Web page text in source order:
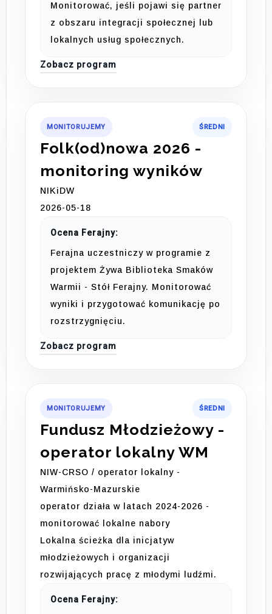
Monitorować, jeśli pojawi się partner
z obszaru integracji społecznej lub
lokalnych usług społecznych.
Zobacz program
MONITORUJEMY ŚREDNI
Folk(od)nowa 2026 -
monitoring wyników
NIKiDW
2026-05-18
Ocena Ferajny:
Ferajna uczestniczy w programie z
projektem Żywa Biblioteka Smaków
Warmii - Stół Ferajny. Monitorować
wyniki i przygotować komunikację po
rozstrzygnięciu.
Zobacz program
MONITORUJEMY ŚREDNI
Fundusz Młodzieżowy -
operator lokalny WM
NIW-CRSO / operator lokalny -
Warmińsko-Mazurskie
operator działa w latach 2024-2026 -
monitorować lokalne nabory
Lokalna ścieżka dla inicjatyw
młodzieżowych i organizacji
rozwijających pracę z młodymi ludźmi.
Ocena Ferajny: